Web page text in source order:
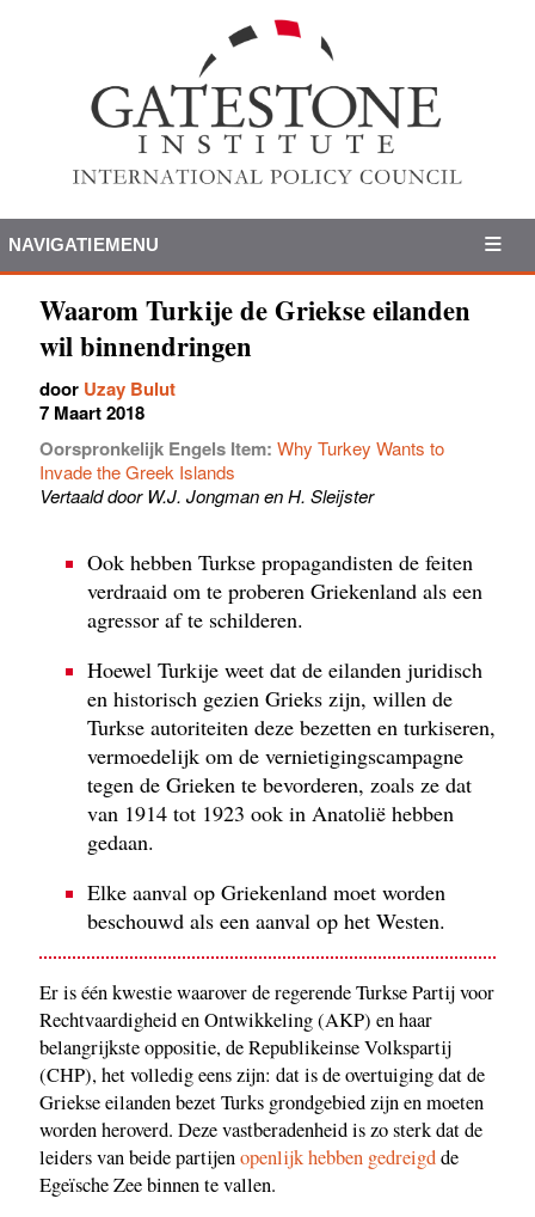
NAVIGATIEMENU
Waarom Turkije de Griekse eilanden
wil binnendringen
door Uzay Bulut
7 Maart 2018
Oorspronkelijk Engels Item: Why Turkey Wants to
Invade the Greek Islands
Vertaald door W.J. Jongman en H. Sleijster
Ook hebben Turkse propagandisten de feiten
verdraaid om te proberen Griekenland als een
agressor af te schilderen.
Hoewel Turkije weet dat de eilanden juridisch
en historisch gezien Grieks zijn, willen de
Turkse autoriteiten deze bezetten en turkiseren,
vermoedelijk om de vernietigingscampagne
tegen de Grieken te bevorderen, zoals ze dat
van 1914 tot 1923 ook in Anatolië hebben
gedaan.
Elke aanval op Griekenland moet worden
beschouwd als een aanval op het Westen.
Er is één kwestie waarover de regerende Turkse Partij voor
Rechtvaardigheid en Ontwikkeling (AKP) en haar
belangrijkste oppositie, de Republikeinse Volkspartij
(CHP), het volledig eens zijn: dat is de overtuiging dat de
Griekse eilanden bezet Turks grondgebied zijn en moeten
worden heroverd. Deze vastberadenheid is zo sterk dat de
leiders van beide partijenopenlijk hebben gedreigdde
Egeïsche Zee binnen te vallen.